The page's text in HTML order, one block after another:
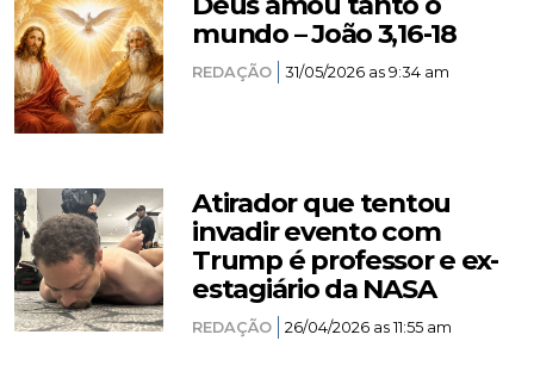
mundo – João 3,16-18
REDAÇÃO 31/05/2026 as 9:34 am
Atirador que tentou
invadir evento com
Trump é professor e ex-
estagiário da NASA
REDAÇÃO 26/04/2026 as 11:55 am